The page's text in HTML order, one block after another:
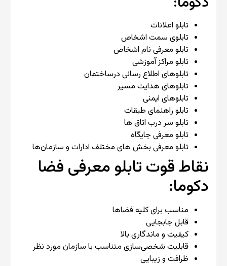
تابلو اعلانات
تابلوی سمت اشخاص
تابلو معرفی نام اشخاص
تابلو مراکز آموزشی
تابلوهای اطلاع رسانی درساختمان
تابلوهای هدایت مسیر
تابلوهای ایمنی
تابلو راهنمای طبقات
تابلو سر درب اتاق ها
تابلو معرفی جایگاه
تابلو معرفی بخش های مختلف ادارات و سازمان‌ها
نقاط قوت تابلو معرفی‌ فضا
دکوما:
مناسب برای کلیه فضاها
قابل جابجایی
کیفیت و ماندگاری بالا
قابلیت شخصی‌سازی متناسب با سازمان مورد نظر
ظرافت و زیبایی